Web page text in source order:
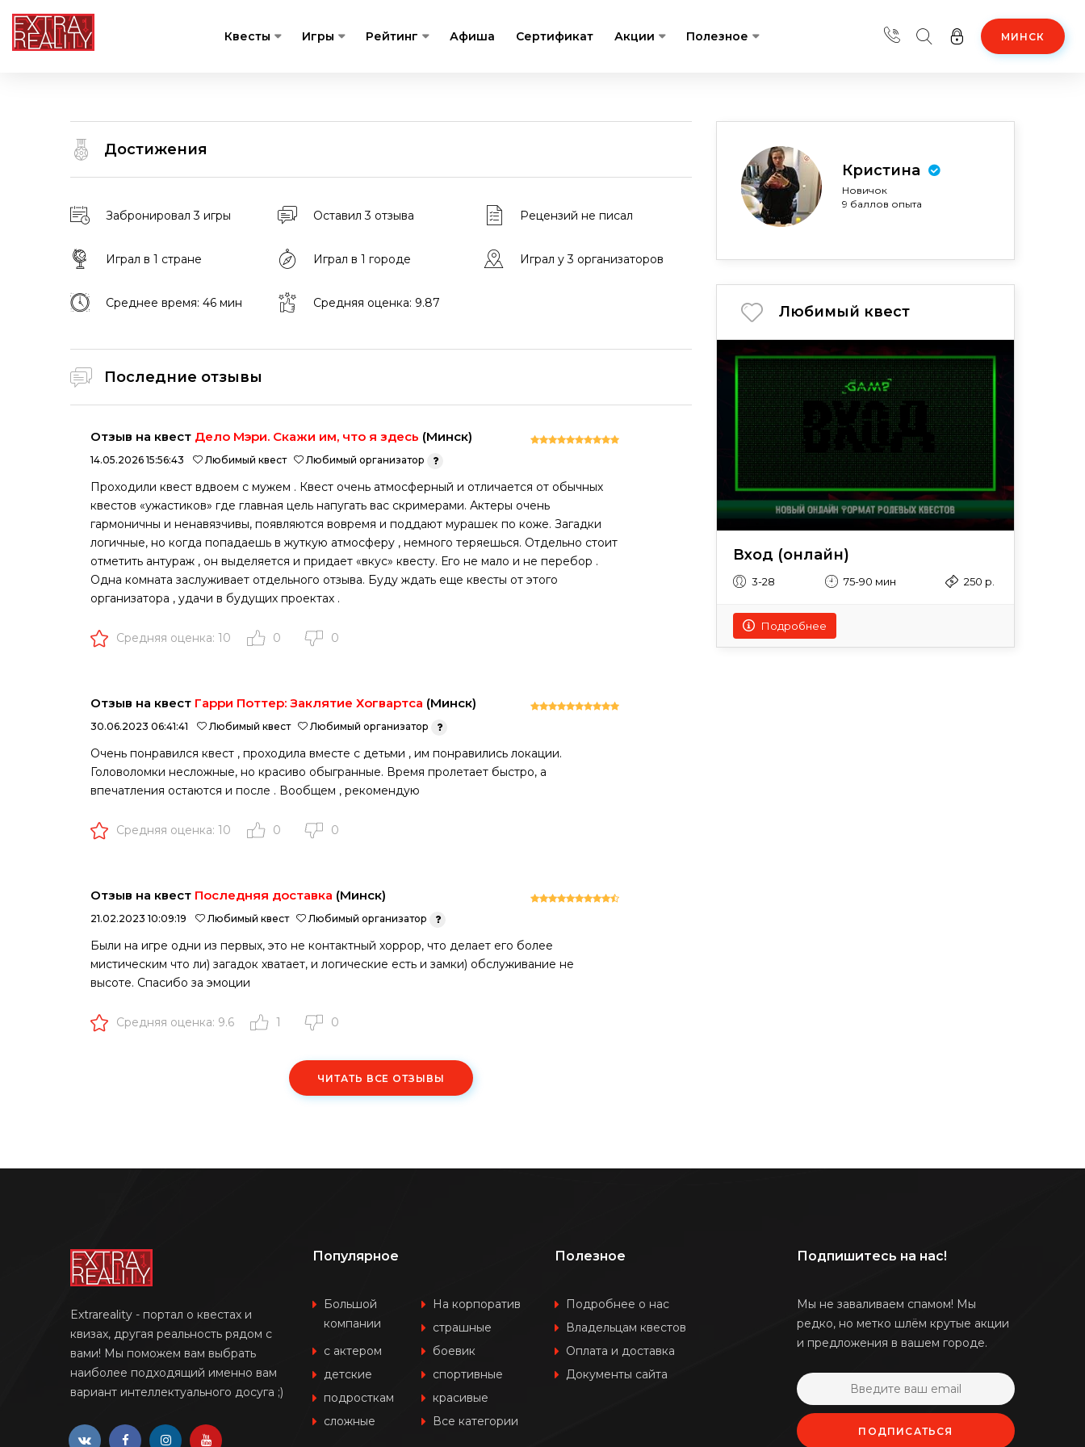
Квесты Игры Рейтинг Афиша Сертификат Акции Полезное МИНСК
Достижения
Забронировал 3 игры Оставил 3 отзыва Рецензий не писал
Играл в 1 стране Играл в 1 городе Играл у 3 организаторов
Среднее время: 46 мин Средняя оценка: 9.87
Последние отзывы
Отзыв на квест Дело Мэри. Скажи им, что я здесь (Минск)
14.05.2026 15:56:43 Любимый квест Любимый организатор
Проходили квест вдвоем с мужем . Квест очень атмосферный и отличается от обычных
квестов «ужастиков» где главная цель напугать вас скримерами. Актеры очень
гармоничны и ненавязчивы, появляются вовремя и поддают мурашек по коже. Загадки
логичные, но когда попадаешь в жуткую атмосферу , немного теряешься. Отдельно стоит
отметить антураж , он выделяется и придает «вкус» квесту. Его не мало и не перебор .
Одна комната заслуживает отдельного отзыва. Буду ждать еще квесты от этого
организатора , удачи в будущих проектах .
Средняя оценка: 10 0 0
Отзыв на квест Гарри Поттер: Заклятие Хогвартса (Минск)
30.06.2023 06:41:41 Любимый квест Любимый организатор
Очень понравился квест , проходила вместе с детьми , им понравились локации.
Головоломки несложные, но красиво обыгранные. Время пролетает быстро, а
впечатления остаются и после . Вообщем , рекомендую
Средняя оценка: 10 0 0
Отзыв на квест Последняя доставка (Минск)
21.02.2023 10:09:19 Любимый квест Любимый организатор
Были на игре одни из первых, это не контактный хоррор, что делает его более
мистическим что ли) загадок хватает, и логические есть и замки) обслуживание не
высоте. Спасибо за эмоции
Средняя оценка: 9.6 1 0
ЧИТАТЬ ВСЕ ОТЗЫВЫ
Кристина
Новичок
9 баллов опыта
Любимый квест
Вход (онлайн)
3-28 75-90 мин 250 р.
Подробнее
Extrareality - портал о квестах и
квизах, другая реальность рядом с
вами! Мы поможем вам выбрать
наиболее подходящий именно вам
вариант интеллектуального досуга ;)
Популярное
Большой
компании
На корпоратив
страшные
с актером
боевик
детские
спортивные
подросткам
красивые
сложные
Все категории
Полезное
Подробнее о нас
Владельцам квестов
Оплата и доставка
Документы сайта
Подпишитесь на нас!
Мы не заваливаем спамом! Мы
редко, но метко шлём крутые акции
и предложения в вашем городе.
ПОДПИСАТЬСЯ